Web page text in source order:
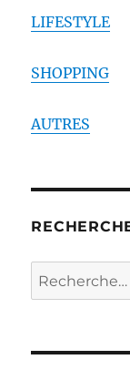
LIFESTYLE
SHOPPING
AUTRES
Recherche
pour :